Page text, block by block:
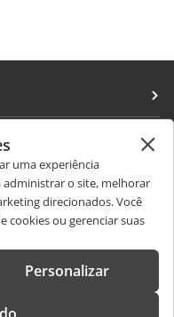
uma experiência
administrar o site, melhorar
direcionados. Você
cookies ou gerenciar suas
Personalizar